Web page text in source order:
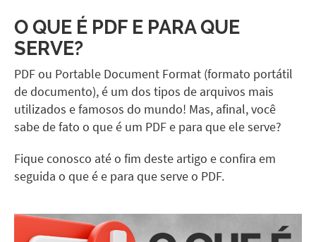
O QUE É PDF E PARA QUE
SERVE?
PDF ou Portable Document Format (formato portátil
de documento), é um dos tipos de arquivos mais
utilizados e famosos do mundo! Mas, afinal, você
sabe de fato o que é um PDF e para que ele serve?
Fique conosco até o fim deste artigo e confira em
seguida o que é e para que serve o PDF.